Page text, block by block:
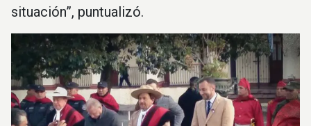
situación”, puntualizó.